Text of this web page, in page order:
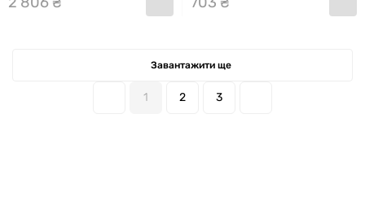
1 2 3
Завантажити ще